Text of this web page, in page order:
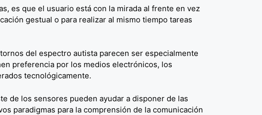
es que el usuario está con la mirada al frente en vez
gestual o para realizar al mismo tiempo tareas
del espectro autista parecen ser especialmente
preferencia por los medios electrónicos, los
tecnológicamente.
de los sensores pueden ayudar a disponer de las
paradigmas para la comprensión de la comunicación